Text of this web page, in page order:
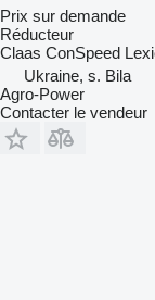
Prix sur demande
Réducteur
Claas ConSpeed
Ukraine, s. Bila
Agro-Power
Contacter le vendeur